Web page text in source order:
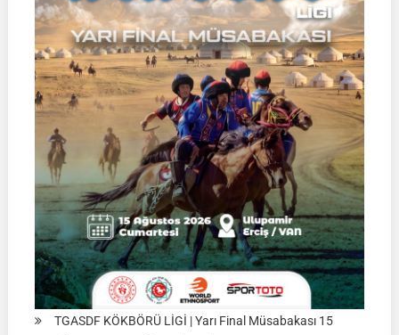
TGASDF KÖKBÖRÜ LİGİ | Yarı Final Müsabakası 15